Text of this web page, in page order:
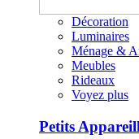
Décoration
Luminaires
Ménage &
Meubles
Rideaux
Voyez plus
Petits